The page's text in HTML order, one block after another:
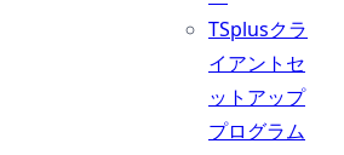
TSplusクラ
イアントセ
ットアップ
プログラム